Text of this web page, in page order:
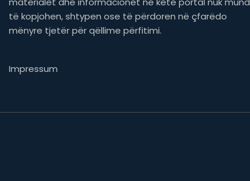
të kopjohen, shtypen ose të përdoren në çfarëdo
mënyre tjetër për qëllime përfitimi.
Impressum